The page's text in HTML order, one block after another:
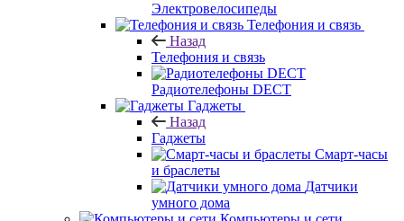
Электровелосипеды
Телефония и связь
Назад
Телефония и связь
Радиотелефоны DECT
Гаджеты
Назад
Гаджеты
Смарт-часы
и браслеты
Датчики
умного дома